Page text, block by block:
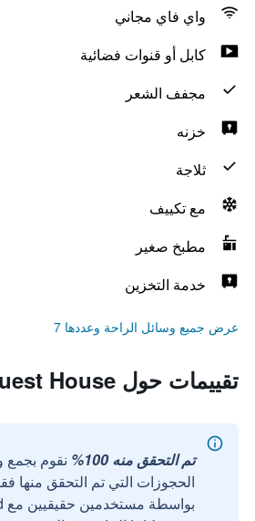
واي فاي مجاني
كابل أو قنوات فضائية
مجفف الشعر
خزنه
ثلاجة
مع تكييف
مطبخ صغير
خدمة التخزين
عرض جميع وسائل الراحة وعددها 7
تقييمات حول Hunwa Guest House
تم التحقق منه 100%
نقوم
الحجوزات التي تم التحقق منها